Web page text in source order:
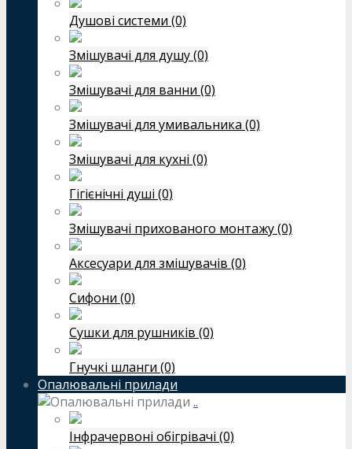
Душові системи (0)
Змішувачі для душу (0)
Змішувачі для ванни (0)
Змішувачі для умивальника (0)
Змішувачі для кухні (0)
Гігієнічні душі (0)
Змішувачі прихованого монтажу (0)
Аксесуари для змішувачів (0)
Сифони (0)
Сушки для рушників (0)
Гнучкі шланги (0)
Опалювальні прилади
..
Інфрачервоні обігрівачі (0)